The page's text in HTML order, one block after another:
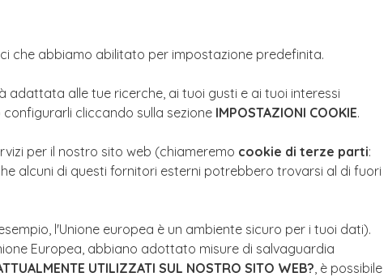
che abbiamo abilitato per impostazione predefinita.
adattata alle tue ricerche, ai tuoi gusti e ai tuoi interessi
configurarli cliccando sulla sezione IMPOSTAZIONI COOKIE.
per il nostro sito web (chiameremo cookie di terze parti:
alcuni di questi fornitori esterni potrebbero trovarsi al di fuori
l'Unione europea è un ambiente sicuro per i tuoi dati).
Europea, abbiano adottato misure di salvaguardia
UTILIZZATI SUL NOSTRO SITO WEB?, è possibile